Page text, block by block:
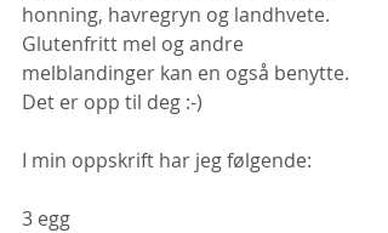
honning, havregryn og landhvete.
Glutenfritt mel og andre
melblandinger kan en også benytte.
Det er opp til deg :-)
I min oppskrift har jeg følgende:
3 egg